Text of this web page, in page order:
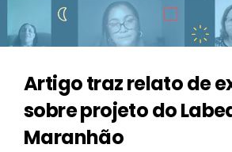
Artigo traz relato de
sobre projeto do
Maranhão